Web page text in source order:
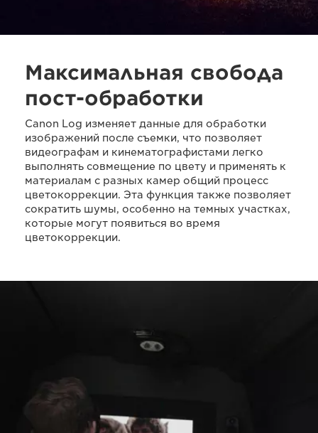
Максимальная свобода
пост-обработки
Canon Log изменяет данные для обработки
изображений после съемки, что позволяет
видеографам и кинематографистами легко
выполнять совмещение по цвету и применять к
материалам с разных камер общий процесс
цветокоррекции. Эта функция также позволяет
сократить шумы, особенно на темных участках,
которые могут появиться во время
цветокоррекции.